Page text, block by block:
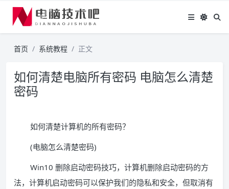
首页 系统教程 正文
如何清楚电脑所有密码 电脑怎么清楚
密码
如何清楚计算机的所有密码？
(电脑怎么清楚密码)
Win10 删除启动密码技巧，计算机删除启动密码的方
法，计算机启动密码可以保护我们的隐私和安全，但取消有